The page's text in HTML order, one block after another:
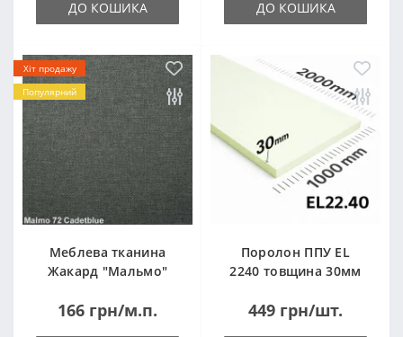
ДО КОШИКА ДО КОШИКА
Хіт продажу
Популярний
Меблева тканина
Жакард "Мальмо"
166 грн/м.п.
Поролон ППУ EL
2240 товщина 30мм
(1000x2000мм)
449 грн/шт.